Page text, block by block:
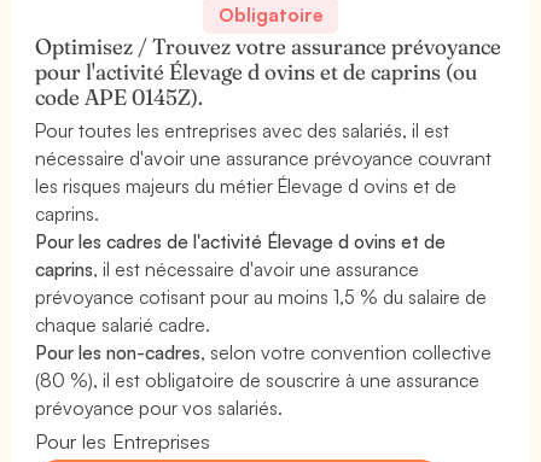
Obligatoire
Optimisez / Trouvez votre assurance prévoyance
pour l'activité Élevage d ovins et de caprins (ou
code APE 0145Z).
Pour toutes les entreprises avec des salariés, il est
nécessaire d'avoir une assurance prévoyance couvrant
les risques majeurs du métier Élevage d ovins et de
caprins.
Pour les cadres de l'activité Élevage d ovins et de
caprins, il est nécessaire d'avoir une assurance
prévoyance cotisant pour au moins 1,5 % du salaire de
chaque salarié cadre.
Pour les non-cadres, selon votre convention collective
(80 %), il est obligatoire de souscrire à une assurance
prévoyance pour vos salariés.
Pour les Entreprises